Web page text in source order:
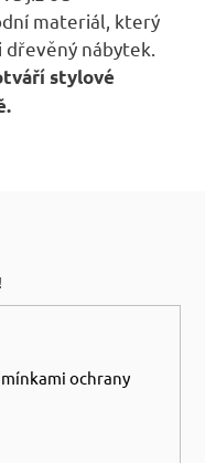
materiál, který
dřevěný nábytek.
stylové
ochrany